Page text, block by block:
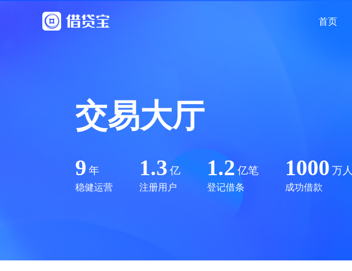
首页
交易大厅
9 年
稳健运营
1.3 亿
注册用户
1.2 亿笔
登记借条
1000 万人
成功借款